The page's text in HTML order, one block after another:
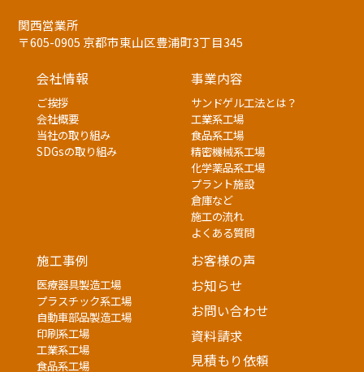
関西営業所
〒605-0905 京都市東山区豊浦町3丁目345
会社情報
ご挨拶
会社概要
当社の取り組み
SDGsの取り組み
事業内容
サンドゲル工法とは？
工業系工場
食品系工場
精密機械系工場
化学薬品系工場
プラント施設
倉庫など
施工の流れ
よくある質問
施工事例
医療器具製造工場
プラスチック系工場
自動車部品製造工場
印刷系工場
工業系工場
食品系工場
お客様の声
お知らせ
お問い合わせ
資料請求
見積もり依頼